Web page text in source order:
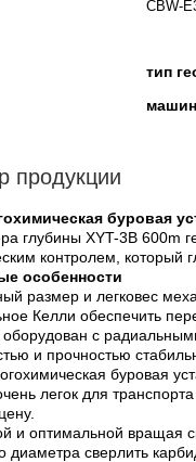
CBW-
тип
продукции
буровая
глубины XYT-3B 600m
контролем, который
особенности
размер и легковес
Келли обеспечить
с
и прочностью
буровая
легок для
и оптимальной вращая
диаметра сверлить